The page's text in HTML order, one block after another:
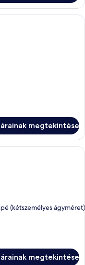
szoba két ággyal,
megtekintése
szoba, amelyben
(kétszemélyes ágyméret)
megtekintése